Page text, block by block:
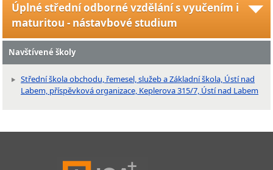
Úplné střední odborné vzdělání s vyučením i
maturitou - nástavbové studium
Navštívené školy
Střední škola obchodu, řemesel, služeb a Základní škola, Ústí nad
Labem, příspěvková organizace, Keplerova 315/7, Ústí nad Labem